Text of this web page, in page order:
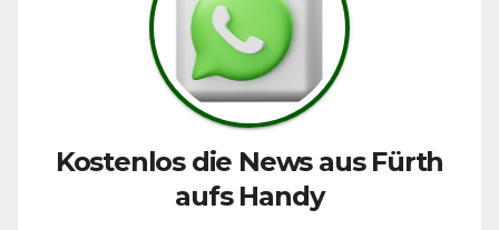
Kostenlos die News aus Fürth
aufs Handy